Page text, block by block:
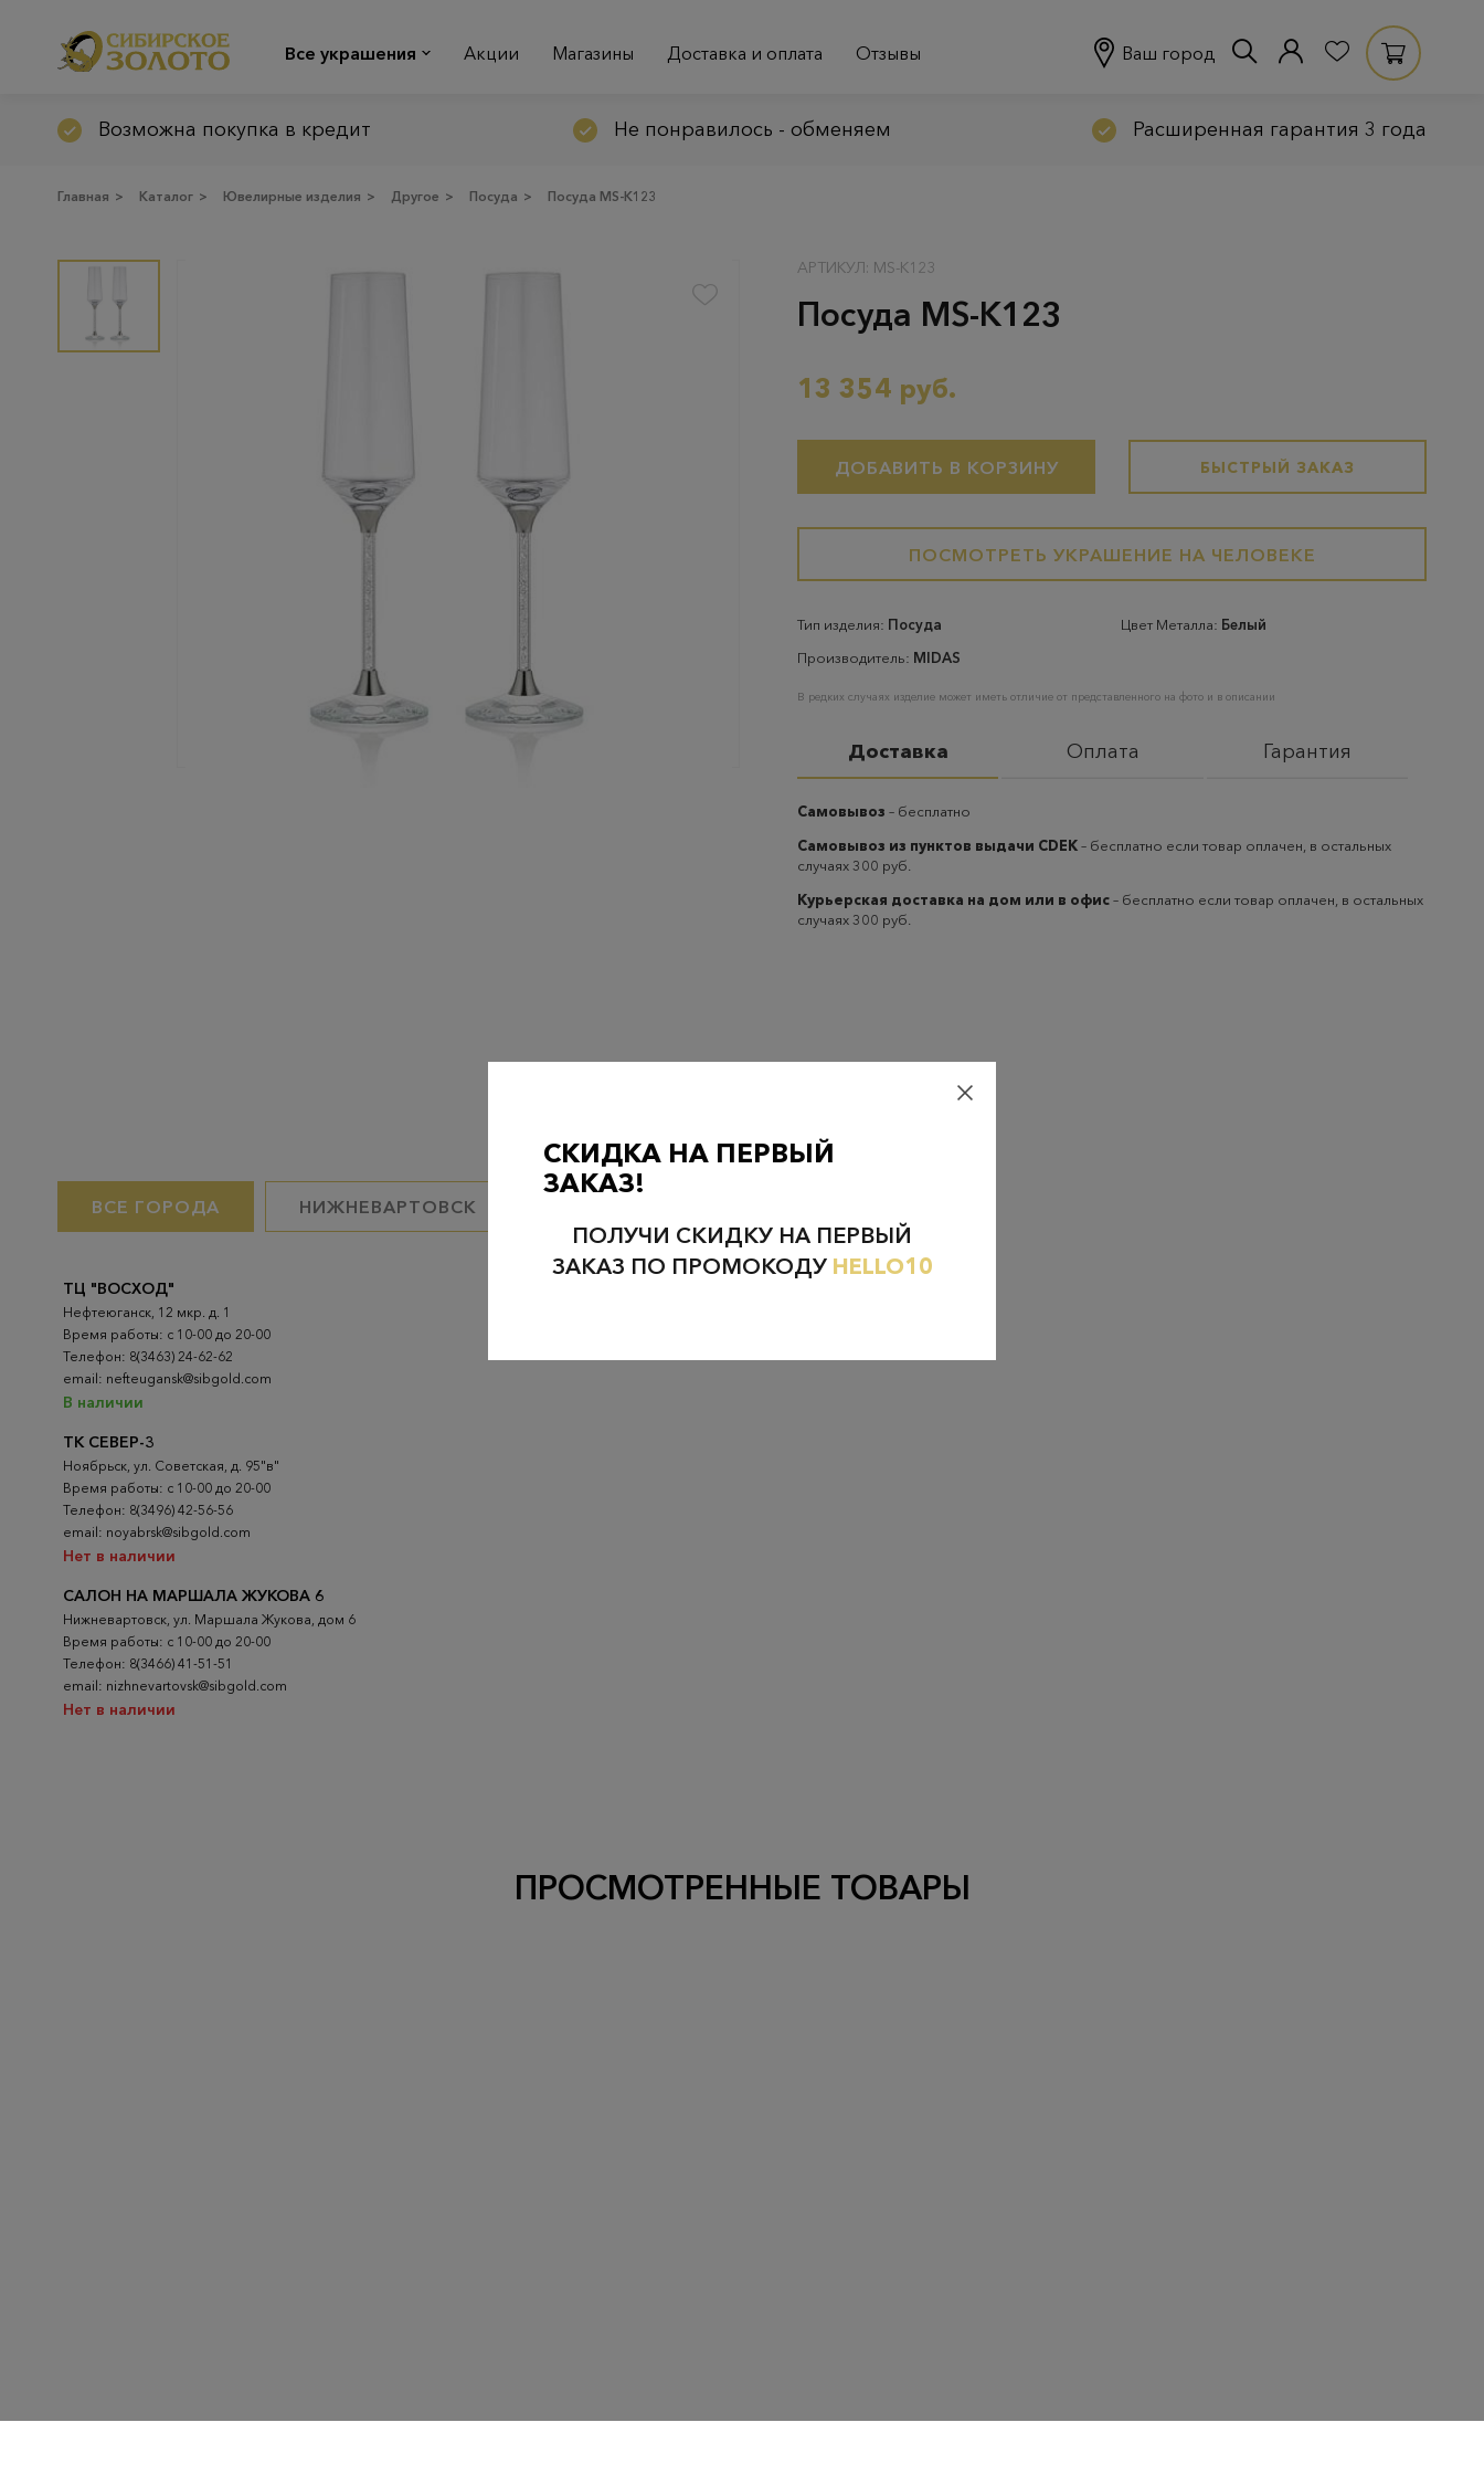
Все украшения Акции Магазины Доставка и оплата Отзывы Ваш город
Возможна покупка в кредит Не понравилось - обменяем Расширенная гарантия 3 года
Главная > Каталог > Ювелирные изделия > Другое > Посуда > Посуда MS-K123
АРТИКУЛ: MS-K123
Посуда MS-K123
13 354 руб.
ДОБАВИТЬ В КОРЗИНУ БЫСТРЫЙ ЗАКАЗ
ПОСМОТРЕТЬ УКРАШЕНИЕ НА ЧЕЛОВЕКЕ
Тип изделия: Посуда
Производитель: MIDAS
Цвет Металла: Белый
В редких случаях изделие может иметь отличие от представленного на фото и в описании
Доставка Оплата Гарантия
Самовывоз – бесплатно
Самовывоз из пунктов выдачи CDEK– бесплатно если товар оплачен, в остальных
случаях 300 руб.
Курьерская доставка на дом или в офис– бесплатно если товар оплачен, в остальных
случаях 300 руб.
ВСЕ ГОРОДА НИЖНЕВАРТОВСК
ТК СЕВЕР-3
Ноябрьск, ул. Советская, д. 95"в"
Время работы: с 10-00 до 20-00
Телефон: 8(3496) 42-56-56
email: noyabrsk@sibgold.com
Нет в наличии
ТЦ "ВОСХОД"
Нефтеюганск, 12 мкр. д. 1
Время работы: с 10-00 до 20-00
Телефон: 8(3463) 24-62-62
email: nefteugansk@sibgold.com
В наличии
САЛОН НА МАРШАЛА ЖУКОВА 6
Нижневартовск, ул. Маршала Жукова, дом 6
Время работы: с 10-00 до 20-00
Телефон: 8(3466) 41-51-51
email: nizhnevartovsk@sibgold.com
Нет в наличии
ПРОСМОТРЕННЫЕ ТОВАРЫ
СКИДКА НА ПЕРВЫЙ
ЗАКАЗ!
ПОЛУЧИ СКИДКУ НА ПЕРВЫЙ
ЗАКАЗ ПО ПРОМОКОДУ HELLO10